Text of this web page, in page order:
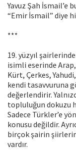
Yavuz Şah İsmail’e
“Emir İsmail” diye
***
19. yüzyıl
isimli eserinde
Kürt, Çerkes,
kendi tasavvuruna
değerlendirir.
topluluğun dokuzu
Sadece Türkler’e
konusu değildir.
birçok şairin
vardır.